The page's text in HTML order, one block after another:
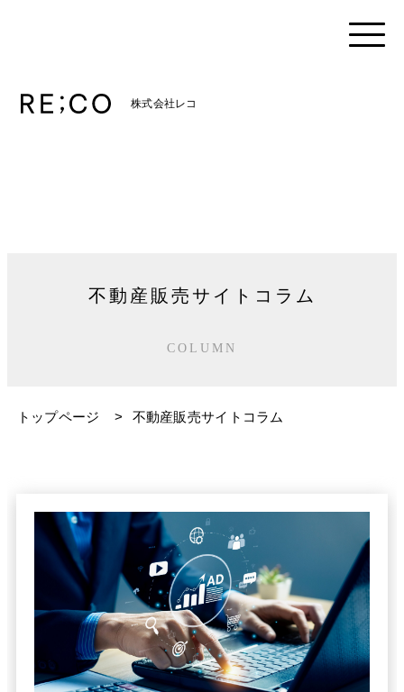
株式会社レコ
不動産販売サイトコラム
COLUMN
トップページ > 不動産販売サイトコラム